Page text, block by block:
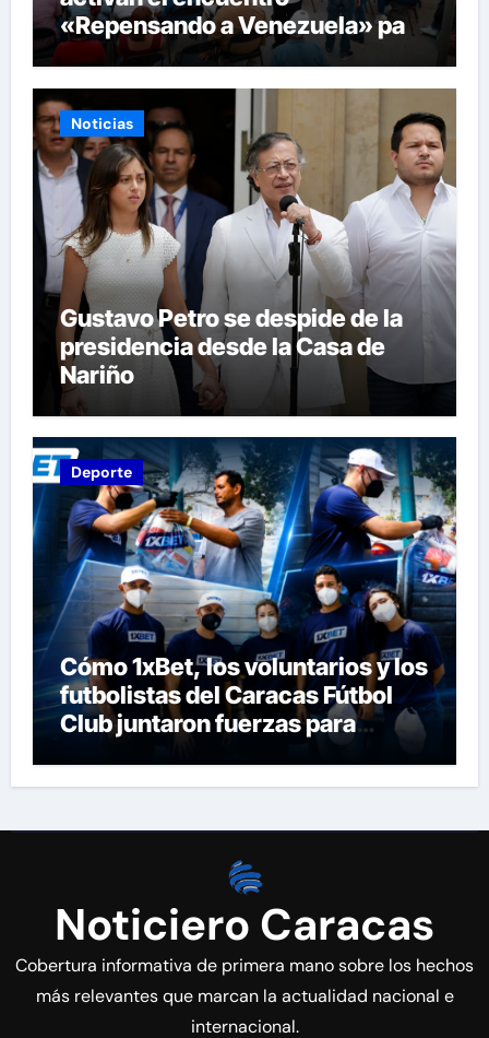
«Repensando a Venezuela» para
impulsar propuestas desde las
comunidades
Noticias
Gustavo Petro se despide de la
presidencia desde la Casa de
Nariño
Deporte
Cómo 1xBet, los voluntarios y los
futbolistas del Caracas Fútbol
Club juntaron fuerzas para
Venezuela
Noticiero Caracas
Cobertura informativa de primera mano sobre los hechos
más relevantes que marcan la actualidad nacional e
internacional.